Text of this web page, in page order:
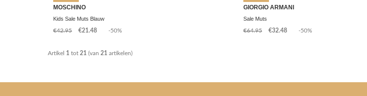
MOSCHINO
Kids Sale Muts Blauw
€42.95
€21.48 -50%
GIORGIO ARMANI
Sale Muts
€64.95
€32.48 -50%
Artikel 1 tot 21 (van 21 artikelen)